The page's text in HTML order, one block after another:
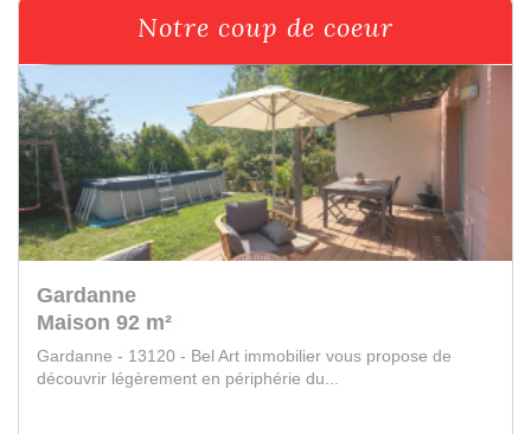
Notre coup de coeur
Peynier
Maison 373 m²
Peynier - 13790 - Bel Art immobilier vous propose de
découvrir cette somptueuse propriété...